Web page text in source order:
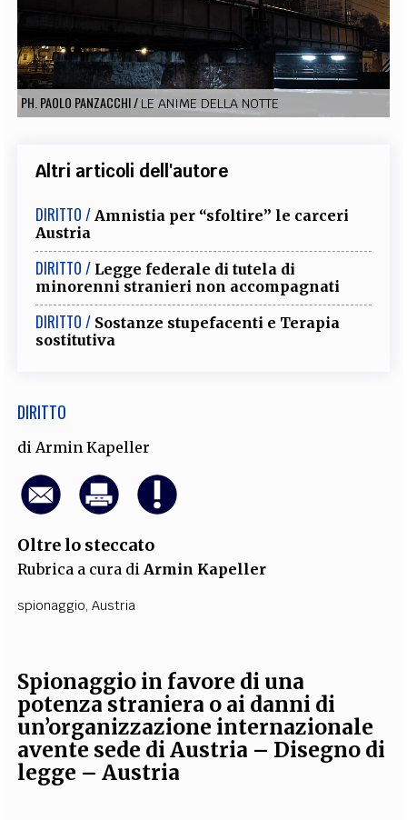
PH. PAOLO PANZACCHI/ LE ANIME DELLA NOTTE
Altri articoli dell'autore
DIRITTO / Amnistia per “sfoltire” le carceri
Austria
DIRITTO / Legge federale di tutela di
minorenni stranieri non accompagnati
DIRITTO / Sostanze stupefacenti e Terapia
sostitutiva
DIRITTO
di Armin Kapeller
Oltre lo steccato
Rubrica a cura di Armin Kapeller
spionaggio,Austria
Spionaggio in favore di una
potenza straniera o ai danni di
un’organizzazione internazionale
avente sede di Austria – Disegno di
legge – Austria